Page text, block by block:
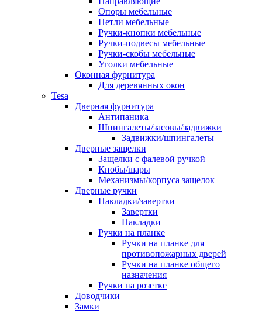
Опоры мебельные
Петли мебельные
Ручки-кнопки мебельные
Ручки-подвесы мебельные
Ручки-скобы мебельные
Уголки мебельные
Оконная фурнитура
Для деревянных окон
Tesa
Дверная фурнитура
Антипаника
Шпингалеты/засовы/задвижки
Задвижки/шпингалеты
Дверные защелки
Защелки с фалевой ручкой
Кнобы/шары
Механизмы/корпуса защелок
Дверные ручки
Накладки/завертки
Завертки
Накладки
Ручки на планке
Ручки на планке для
противопожарных дверей
Ручки на планке общего
назначения
Ручки на розетке
Доводчики
Замки